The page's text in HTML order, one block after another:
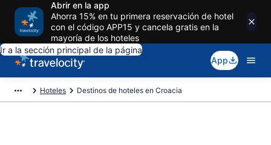
Abrir en la app
Ahorra 15% en tu primera reservación de hotel
con el código APP15 y cancela gratis en la
mayoría de los hoteles
Ir a la sección principal de la página
App
Hoteles Destinos de hoteles en Croacia